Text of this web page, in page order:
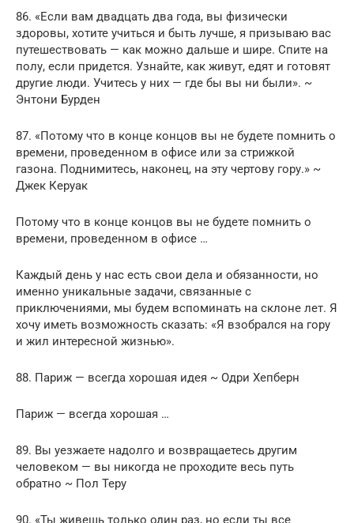
86. «Если вам двадцать два года, вы физически
здоровы, хотите учиться и быть лучше, я призываю вас
путешествовать — как можно дальше и шире. Спите на
полу, если придется. Узнайте, как живут, едят и готовят
другие люди. Учитесь у них — где бы вы ни были». ~
Энтони Бурден
87. «Потому что в конце концов вы не будете помнить о
времени, проведенном в офисе или за стрижкой
газона. Поднимитесь, наконец, на эту чертову гору.» ~
Джек Керуак
Потому что в конце концов вы не будете помнить о
времени, проведенном в офисе …
Каждый день у нас есть свои дела и обязанности, но
именно уникальные задачи, связанные с
приключениями, мы будем вспоминать на склоне лет. Я
хочу иметь возможность сказать: «Я взобрался на гору
и жил интересной жизнью».
88. Париж — всегда хорошая идея ~ Одри Хепберн
Париж — всегда хорошая …
89. Вы уезжаете надолго и возвращаетесь другим
человеком — вы никогда не проходите весь путь
обратно ~ Пол Теру
90. «Ты живешь только один раз, но если ты все